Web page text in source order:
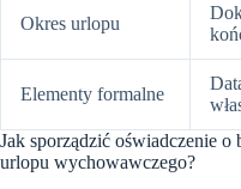
Okres urlopu
Elementy formalne
Jak sporządzić oświadczenie o
urlopu wychowawczego?